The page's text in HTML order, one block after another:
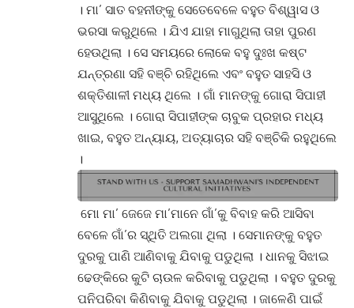
। ମା’ ସାତ ବହନୀଙ୍କୁ ସେତେବେଳେ ବହୁତ ବିଶ୍ୱାସ ଓ
ଭରସା କରୁଥିଲେ । ଯିଏ ଯାହା ମାଗୁଥିଲା ତାହା ପୁରଣ
ହେଉଥିଲା । ସେ ସମୟରେ ଲୋକେ ବହୁ ଦୁଃଖ କଷ୍ଟ
ଯନ୍ତ୍ରଣା ସହି ବଞ୍ଚି ରହିଥିଲେ ଏବଂ ବହୁତ ସାହସି ଓ
ଶକ୍ତିଶାଳୀ ମଧ୍ୟ ଥିଲେ । ଗାଁ ମାନଙ୍କୁ ଗୋରା ସିପାହୀ
ଆସୁଥିଲେ । ଗୋରା ସିପାହୀଙ୍କ ଚାବୁକ ପ୍ରହାର ମଧ୍ୟ
ଖାଇ, ବହୁତ ଅନ୍ୟାୟ, ଅତ୍ୟାଚାର ସହି ବଞ୍ଚିକି ରହୁଥିଲେ
।
ମୋ ମା’ ଜେଜେ ମା’ମାନେ ଗାଁ’କୁ ବିବାହ କରି ଆସିବା
ବେଳେ ଗାଁ’ର ସ୍ଥିତି ଅଲଗା ଥିଲା । ସେମାନଙ୍କୁ ବହୁତ
ଦୁରକୁ ପାଣି ଆଣିବାକୁ ଯିବାକୁ ପଡୁଥିଲା । ଧାନକୁ ସିଝାଇ
ଢେଙ୍କିରେ କୁଟି ଚାଉଳ କରିବାକୁ ପଡୁଥିଲା । ବହୁତ ଦୁରକୁ
ପନିପରିବା କିଣିବାକୁ ଯିବାକୁ ପଡୁଥିଲା । ଜାଳେଣି ପାଇଁ